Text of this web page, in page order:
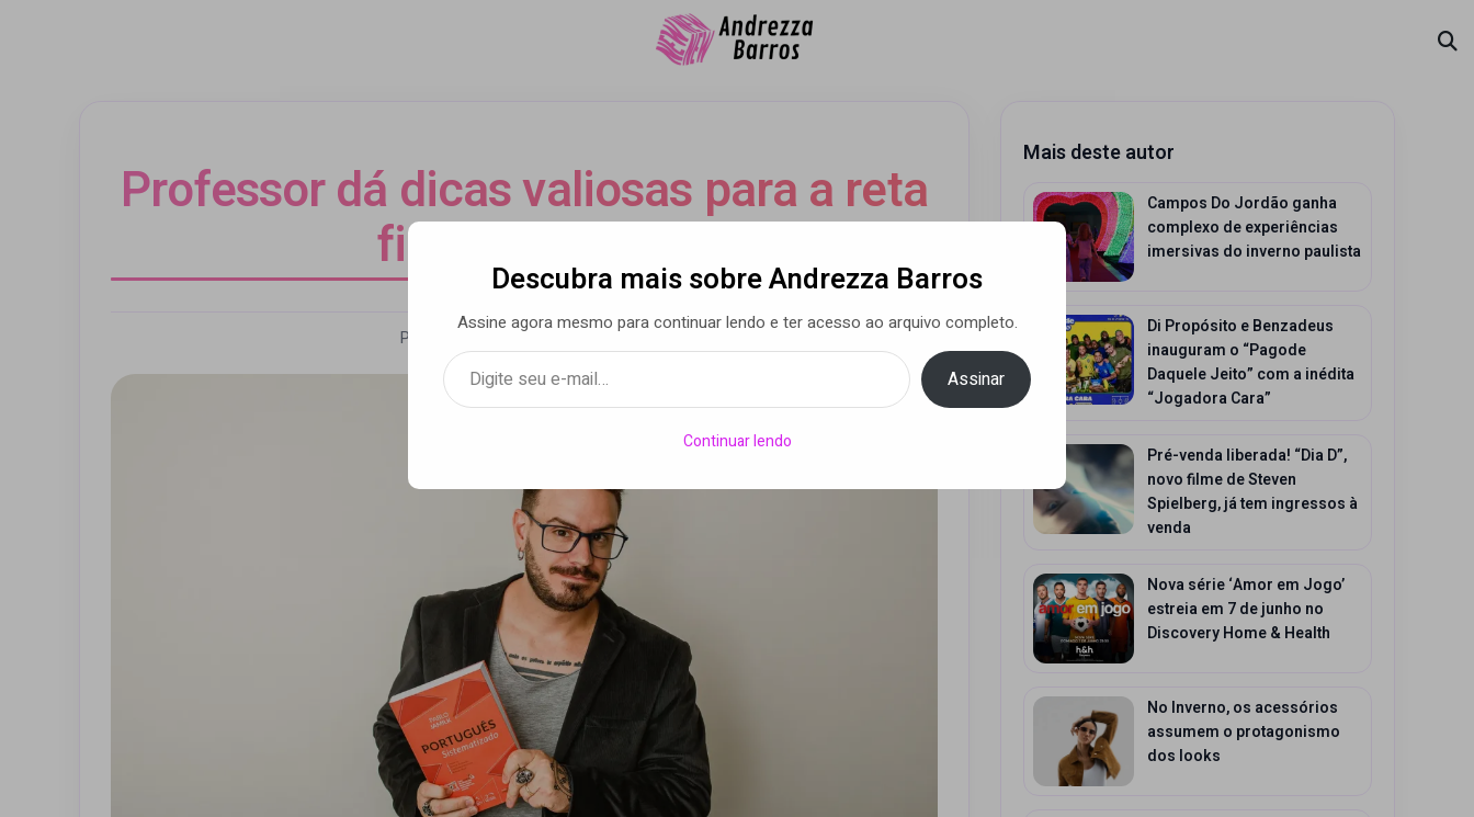
Professor dá dicas valiosas para a reta
final do ENEM
Por Andrezza Barros • 06 jan 2021
Mais deste autor
Campos Do Jordão ganha
complexo de experiências
imersivas do inverno paulista
Di Propósito e Benzadeus
inauguram o “Pagode
Daquele Jeito” com a inédita
“Jogadora Cara”
Pré-venda liberada! “Dia D”,
novo filme de Steven
Spielberg, já tem ingressos à
venda
Nova série ‘Amor em Jogo’
estreia em 7 de junho no
Discovery Home & Health
No Inverno, os acessórios
assumem o protagonismo
dos looks
Descubra mais sobre Andrezza Barros
Assine agora mesmo para continuar lendo e ter acesso ao arquivo completo.
Digite seu e-mail…
Assinar
Continuar lendo